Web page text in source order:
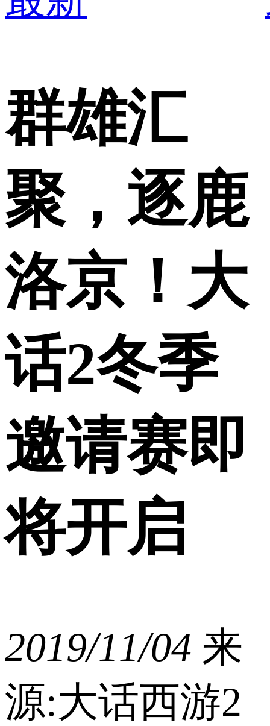
群雄汇
聚，逐鹿
洛京！大
话2冬季
邀请赛即
将开启
2019/11/04 来
源:大话西游2